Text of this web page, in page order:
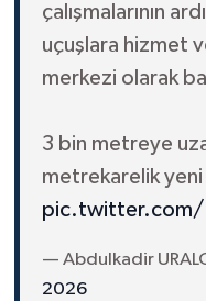
çalışmalarının
uçuşlara hizmet
merkezi olarak
3 bin metreye
metrekarelik
pic.twitter.com/
— Abdulkadir
2026